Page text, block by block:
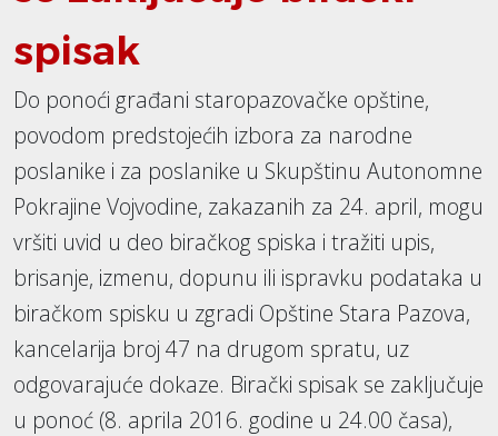
spisak
Do ponoći građani staropazovačke opštine,
povodom predstojećih izbora za narodne
poslanike i za poslanike u Skupštinu Autonomne
Pokrajine Vojvodine, zakazanih za 24. april, mogu
vršiti uvid u deo biračkog spiska i tražiti upis,
brisanje, izmenu, dopunu ili ispravku podataka u
biračkom spisku u zgradi Opštine Stara Pazova,
kancelarija broj 47 na drugom spratu, uz
odgovarajuće dokaze. Birački spisak se zaključuje
u ponoć (8. aprila 2016. godine u 24.00 časa),